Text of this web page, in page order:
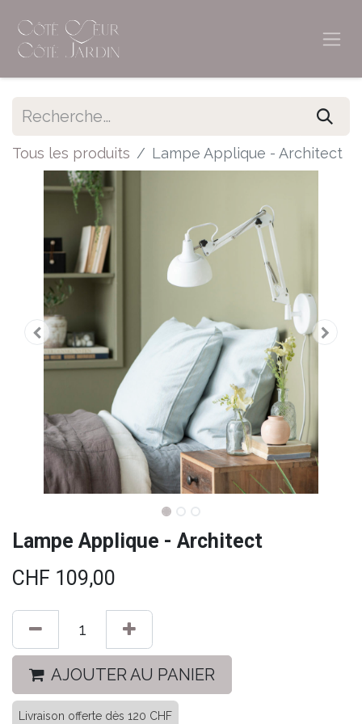
Tous les produits Lampe Applique - Architect
Lampe Applique - Architect
CHF 109,00
AJOUTER AU PANIER
Livraison offerte dès 120 CHF